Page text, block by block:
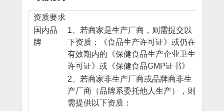
资质要求
国内品
牌
1、若商家是生产厂商，则需提交以
下资质：《食品生产许可证》或仍在
有效期内的《保健食品生产企业卫生
许可证》或《保健食品GMP证书》
2、若商家非生产厂商或品牌商非生
产厂商（品牌系委托他人生产），则
需提供以下资质：